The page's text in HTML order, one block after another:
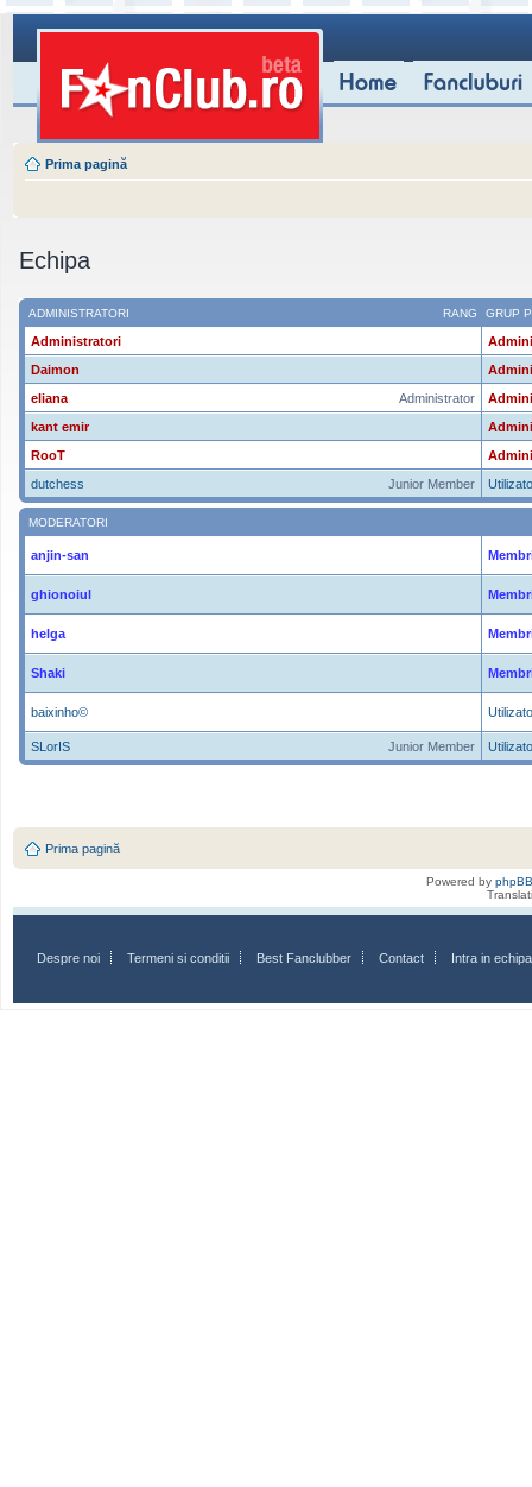
Prima pagină
Echipa
RANG
ADMINISTRATORI GRUP
Administratori
Daimon
Administrator
eliana
kant emir
RooT
Junior Member
dutchess
MODERATORI
anjin-san
ghionoiul
helga
Shaki
baixinho©
Junior Member
SLorIS
Prima pagină
Powered by phpBB
Despre noi Termeni si conditii Best Fanclubber Contact Intra in